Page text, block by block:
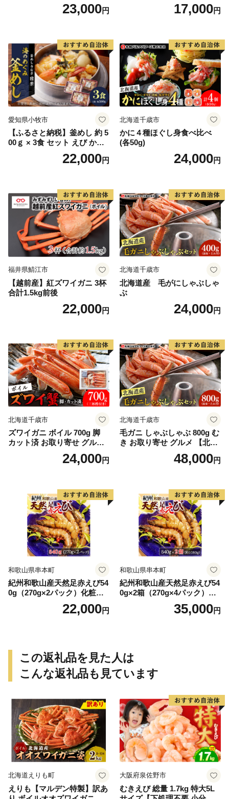
ひたちなか海浜鉄道湊線は、大正２年（1913年）に運
る存在として地元民に愛されています。映画「フラガー
ル」をはじめ、ドラマ・CM等のロケーションとしても
数多く起用されており、中でも、那珂湊駅は築100年を
超えた趣のある木造駅舎が魅力的で「関東の駅百選」に
選出されています。また、勝田駅から阿字ヶ浦駅まで計
10駅（今後、国営ひたち海浜公園前まで延伸予定）に設
置されている駅名標は、それぞれの地域の魅力が一目で
伝わるユニークなデザインとなっており、2015年度グ
ッドデザイン賞を受賞しました。列車のレトロな雰囲気
と広大なお芋畑や田園風景を眺めながら、14.3ｋｍのシ
23,000円 17,000円
愛知県小牧市
【ふるさと納税】釜めし 約 5
00ｇ × 3食 セット えび かに
海のめぐみ 老舗 急速冷凍 レ
ンチン 時短 簡単調理 食品 加
せグルメ 愛知県 小牧市 送料
無料
22,000円
北海道千歳市
かに４種ほぐし身食べ比べ
(各50g)
24,000円
福井県鯖江市
【越前産】紅ズワイガニ 3杯
合計1.5kg前後
22,000円
北海道千歳市
北海道産 毛がにしゃぶしゃ
ぶ
24,000円
北海道千歳市
ズワイガニ ボイル 700g 脚
カット済 お取り寄せ グルメ
【北海道】【札幌バルナバフ
24,000円
北海道千歳市
毛ガニ しゃぶしゃぶ 800g む
き お取り寄せ グルメ 【北海
道】【札幌バルナバフーズ】
48,000円
和歌山県串本町
紀州和歌山産天然足赤えび54
0g（270g×2パック）化粧箱
入 ※2026年12月上旬〜2027
年2月上旬頃順次発送予定
22,000円
和歌山県串本町
紀州和歌山産天然足赤えび54
0g×2箱（270g×4パック）化
粧箱入 ※2026年12月上旬〜2
027年2月上旬頃順次発送予定
ず【uot773A】
35,000円
この返礼品を見た人は
こんな返礼品も見ています
北海道えりも町
えりも【マルデン特製】訳あ
大阪府泉佐野市
むきえび 総量 1.7kg 特大5L